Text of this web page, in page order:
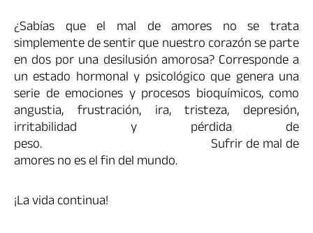
¿Sabías que el mal de amores no se trata
simplemente de sentir que nuestro corazón se parte
en dos por una desilusión amorosa? Corresponde a
un estado hormonal y psicológico que genera una
serie de emociones y procesos bioquímicos, como
angustia, frustración, ira, tristeza, depresión,
irritabilidad y pérdida de
peso. Sufrir de mal de
amores no es el fin del mundo.
¡La vida continua!